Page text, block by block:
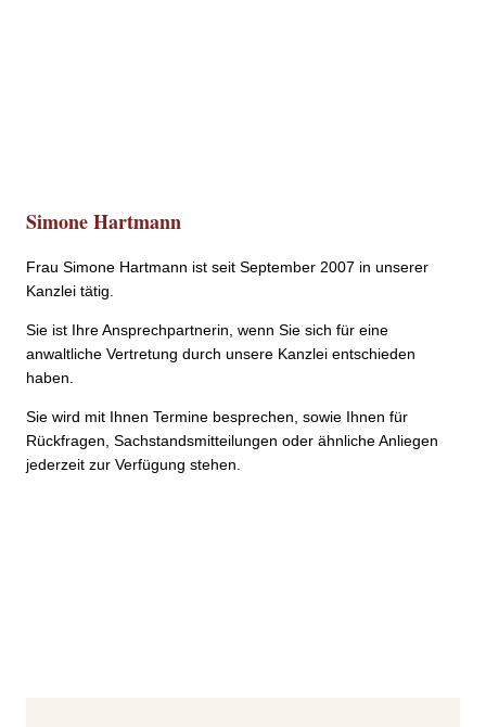
Simone Hartmann
Frau Simone Hartmann ist seit September 2007 in unserer
Kanzlei tätig.
Sie ist Ihre Ansprech­partnerin, wenn Sie sich für eine
anwaltliche Vertretung durch unsere Kanzlei entschieden
haben.
Sie wird mit Ihnen Termine besprechen, sowie Ihnen für
Rückfragen, Sachstands­mitteilungen oder ähnliche Anliegen
jederzeit zur Verfügung stehen.